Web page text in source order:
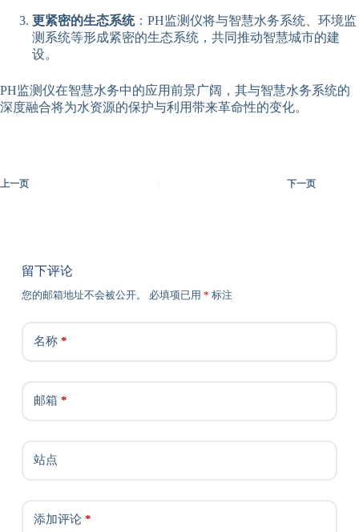
更紧密的生态系统：PH监测仪将与智慧水务系统、环境监
测系统等形成紧密的生态系统，共同推动智慧城市的建
设。
PH监测仪在智慧水务中的应用前景广阔，其与智慧水务系统的
深度融合将为水资源的保护与利用带来革命性的变化。
上一页 下一页
留下评论
您的邮箱地址不会被公开。 必填项已用 * 标注
名称*
邮箱 *
站点
添加评论*